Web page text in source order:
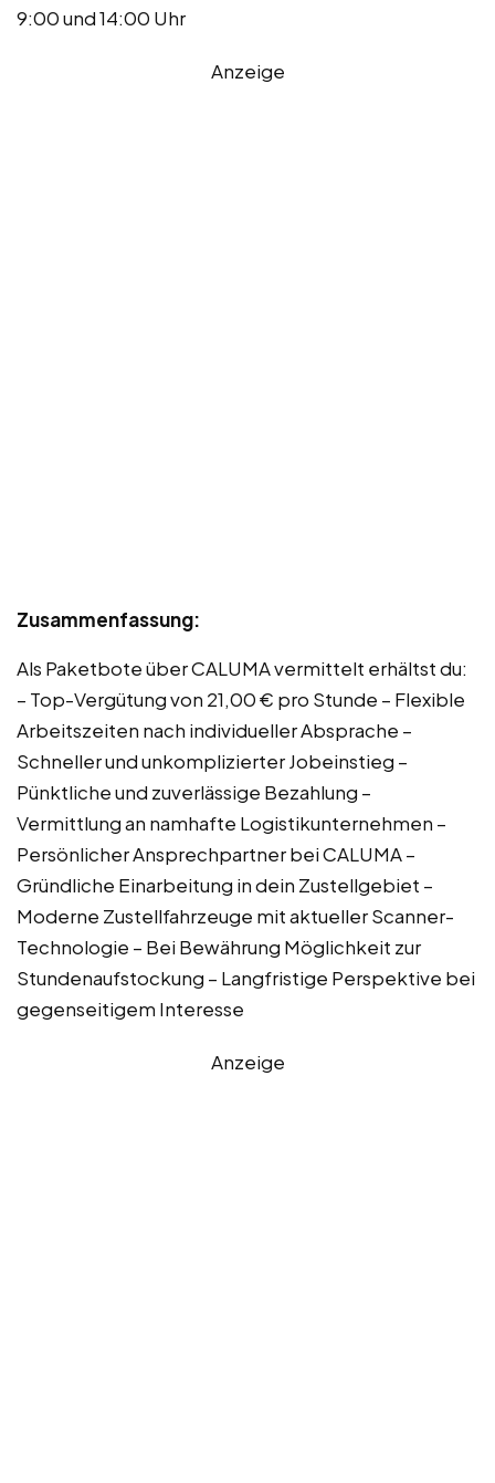
9:00 und 14:00 Uhr
Anzeige
Zusammenfassung:
Als Paketbote über CALUMA vermittelt erhältst du:
– Top-Vergütung von 21,00 € pro Stunde – Flexible
Arbeitszeiten nach individueller Absprache –
Schneller und unkomplizierter Jobeinstieg –
Pünktliche und zuverlässige Bezahlung –
Vermittlung an namhafte Logistikunternehmen –
Persönlicher Ansprechpartner bei CALUMA –
Gründliche Einarbeitung in dein Zustellgebiet –
Moderne Zustellfahrzeuge mit aktueller Scanner-
Technologie – Bei Bewährung Möglichkeit zur
Stundenaufstockung – Langfristige Perspektive bei
gegenseitigem Interesse
Anzeige